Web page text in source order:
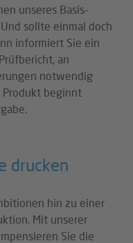
unseres Basis-
sollte einmal doch
informiert Sie ein
an
notwendig
Produkt beginnt
drucken
hin zu einer
Mit unserer
Sie die